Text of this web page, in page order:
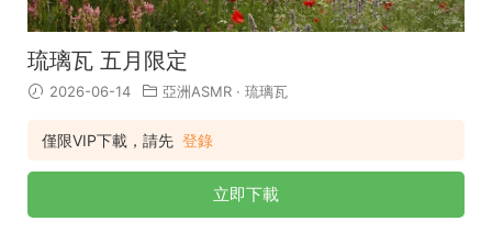
琉璃瓦 五月限定
2026-06-14 亞洲ASMR · 琉璃瓦
僅限VIP下載，請先 登錄
立即下載